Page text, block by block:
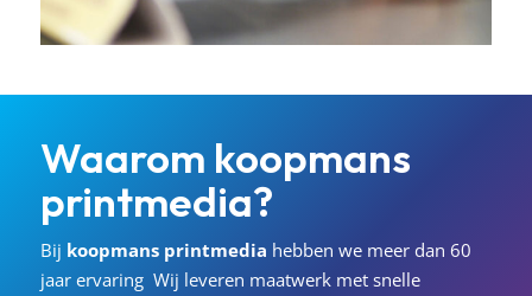
Waarom koopmans
printmedia?
Bij koopmans printmedia hebben we meer dan 60
jaar ervaring Wij leveren maatwerk met snelle